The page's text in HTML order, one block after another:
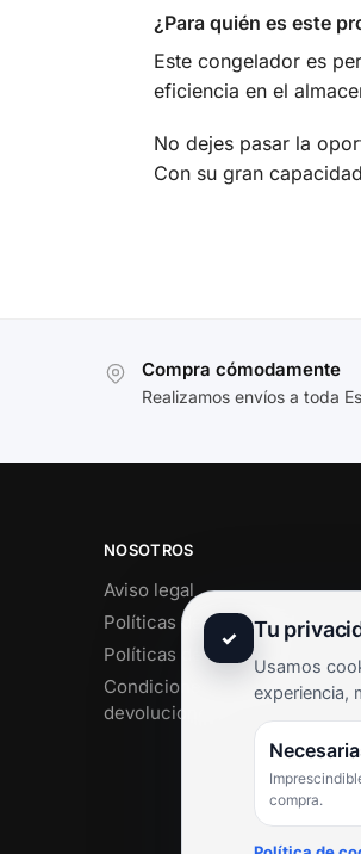
¿Para quién es este
Este congelador es
eficiencia en el
No dejes pasar la
Con su gran
Compra cómodamente
Realizamos envíos a toda
NOSOTROS
Aviso legal
Políticas de privacidad
Políticas de cookies
Condiciones de envío y
devoluciones
✓ Tu
Usamos
experiencia,
compra.